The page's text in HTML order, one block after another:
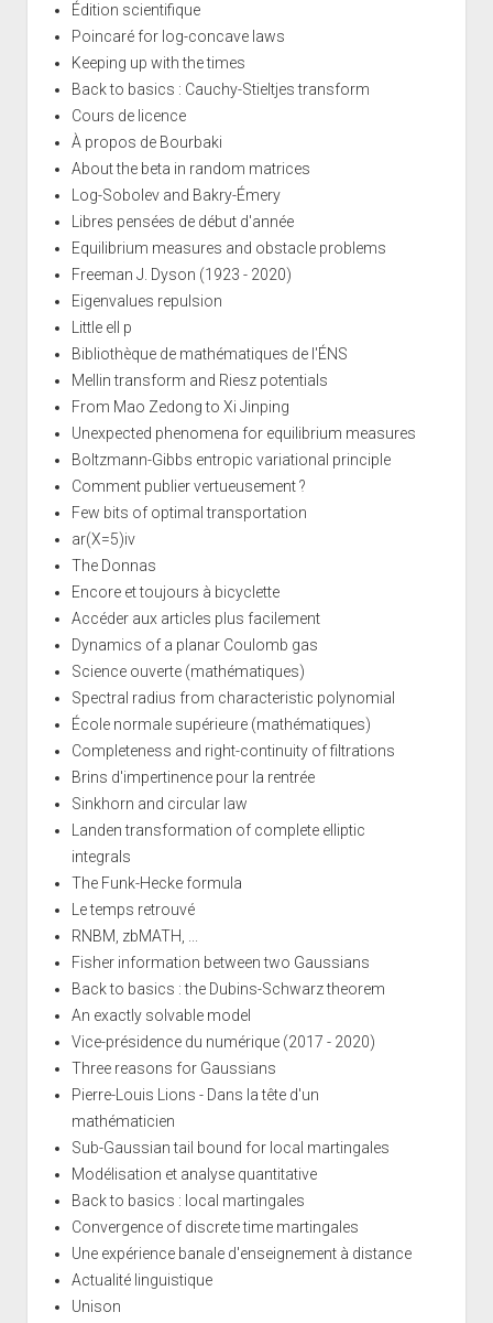
Édition scientifique
Poincaré for log-concave laws
Keeping up with the times
Back to basics : Cauchy-Stieltjes transform
Cours de licence
À propos de Bourbaki
About the beta in random matrices
Log-Sobolev and Bakry-Émery
Libres pensées de début d'année
Equilibrium measures and obstacle problems
Freeman J. Dyson (1923 - 2020)
Eigenvalues repulsion
Little ell p
Bibliothèque de mathématiques de l'ÉNS
Mellin transform and Riesz potentials
From Mao Zedong to Xi Jinping
Unexpected phenomena for equilibrium measures
Boltzmann-Gibbs entropic variational principle
Comment publier vertueusement ?
Few bits of optimal transportation
ar(X=5)iv
The Donnas
Encore et toujours à bicyclette
Accéder aux articles plus facilement
Dynamics of a planar Coulomb gas
Science ouverte (mathématiques)
Spectral radius from characteristic polynomial
École normale supérieure (mathématiques)
Completeness and right-continuity of filtrations
Brins d'impertinence pour la rentrée
Sinkhorn and circular law
Landen transformation of complete elliptic
integrals
The Funk-Hecke formula
Le temps retrouvé
RNBM, zbMATH, ...
Fisher information between two Gaussians
Back to basics : the Dubins-Schwarz theorem
An exactly solvable model
Vice-présidence du numérique (2017 - 2020)
Three reasons for Gaussians
Pierre-Louis Lions - Dans la tête d'un
mathématicien
Sub-Gaussian tail bound for local martingales
Modélisation et analyse quantitative
Back to basics : local martingales
Convergence of discrete time martingales
Une expérience banale d'enseignement à distance
Actualité linguistique
Unison